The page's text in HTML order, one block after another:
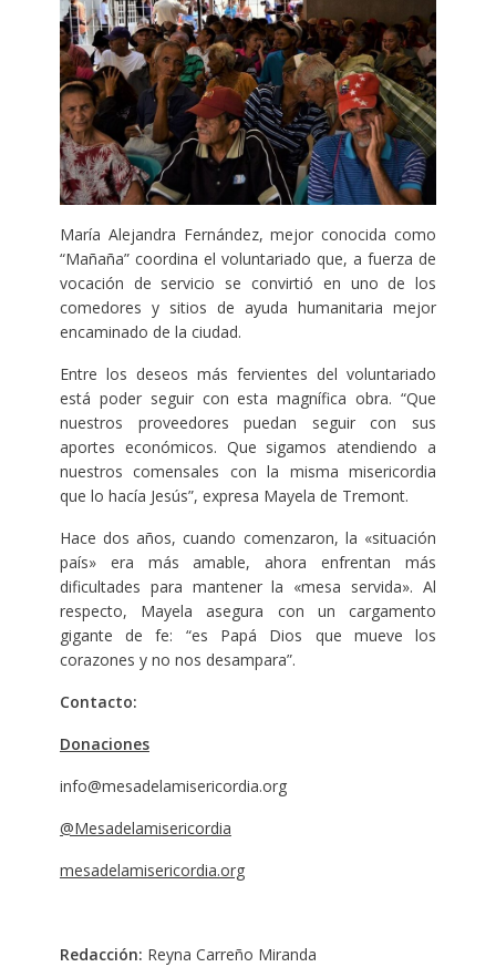
María Alejandra Fernández, mejor conocida como
“Mañaña” coordina el voluntariado que, a fuerza de
vocación de servicio se convirtió en uno de los
comedores y sitios de ayuda humanitaria mejor
encaminado de la ciudad.
Entre los deseos más fervientes del voluntariado
está poder seguir con esta magnífica obra. “Que
nuestros proveedores puedan seguir con sus
aportes económicos. Que sigamos atendiendo a
nuestros comensales con la misma misericordia
que lo hacía Jesús”, expresa Mayela de Tremont.
Hace dos años, cuando comenzaron, la «situación
país» era más amable, ahora enfrentan más
dificultades para mantener la «mesa servida». Al
respecto, Mayela asegura con un cargamento
gigante de fe: “es Papá Dios que mueve los
corazones y no nos desampara”.
Contacto:
Donaciones
info@mesadelamisericordia.org
@Mesadelamisericordia
mesadelamisericordia.org
Redacción: Reyna Carreño Miranda